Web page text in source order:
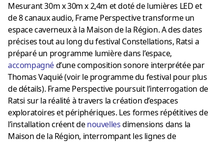
Mesurant 30m x 30m x 2,4m et doté de lumières LED et
de 8 canaux audio, Frame Perspective transforme un
espace caverneux à la Maison de la Région. A des dates
précises tout au long du festival Constellations, Ratsi a
préparé un programme lumière dans l’espace,
accompagnéd’une composition sonore interprétée par
Thomas Vaquié (voir le programme du festival pour plus
de détails). Frame Perspective poursuit l’interrogation de
Ratsi sur la réalité à travers la création d’espaces
exploratoires et périphériques. Les formes répétitives de
l’installation créent denouvellesdimensions dans la
Maison de la Région, interrompant les lignes de